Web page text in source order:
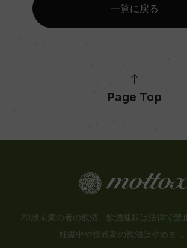
一覧に戻る
Page Top
20歳未満の者の飲酒、飲酒運転は法律で禁
妊娠中や授乳期の飲酒はやめまし